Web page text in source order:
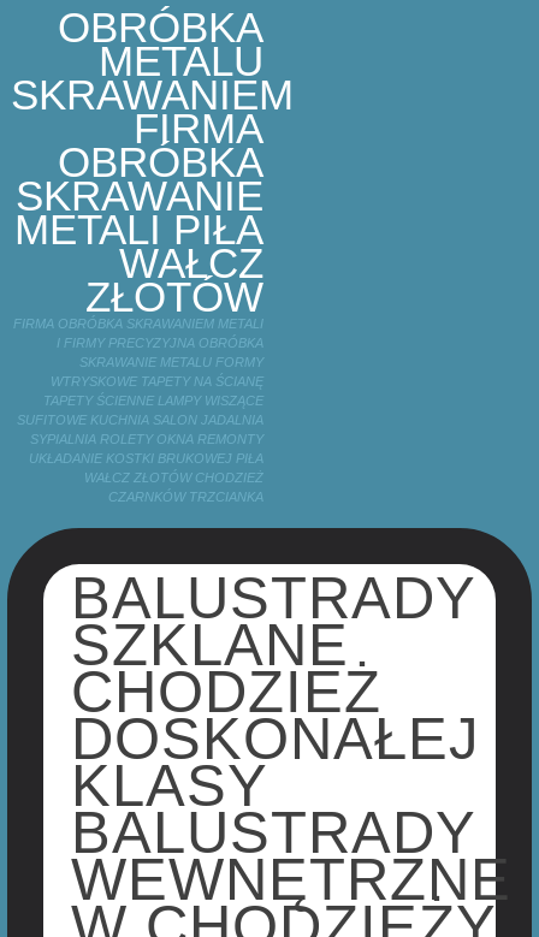
OBRÓBKA
METALU
SKRAWANIEM
FIRMA
OBRÓBKA
SKRAWANIE
METALI PIŁA
WAŁCZ
ZŁOTÓW
FIRMA OBRÓBKA SKRAWANIEM METALI
I FIRMY PRECYZYJNA OBRÓBKA
SKRAWANIE METALU FORMY
WTRYSKOWE TAPETY NA ŚCIANĘ
TAPETY ŚCIENNE LAMPY WISZĄCE
SUFITOWE KUCHNIA SALON JADALNIA
SYPIALNIA ROLETY OKNA REMONTY
UKŁADANIE KOSTKI BRUKOWEJ PIŁA
WAŁCZ ZŁOTÓW CHODZIEŻ
CZARNKÓW TRZCIANKA
BALUSTRADY
SZKLANE
CHODZIEŻ
DOSKONAŁEJ
KLASY
BALUSTRADY
WEWNĘTRZNE